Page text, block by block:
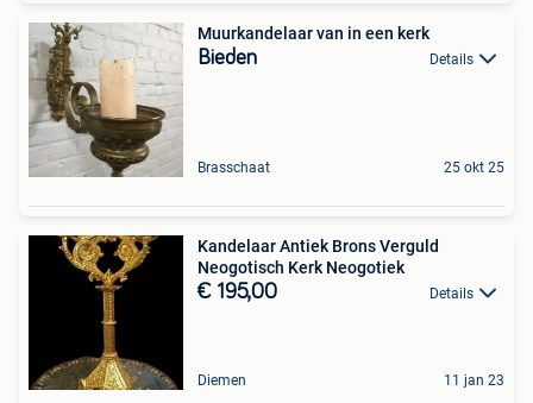
Muurkandelaar van in een kerk
Bieden Details
Brasschaat 25 okt 25
Kandelaar Antiek Brons Verguld
Neogotisch Kerk Neogotiek
€ 195,00 Details
Diemen 11 jan 23